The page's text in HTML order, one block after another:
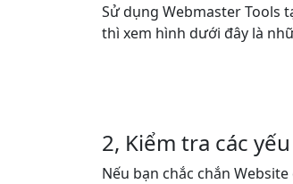
Sử dụng Webmaster Tools
thì xem hình dưới đây là
2, Kiểm tra các
Nếu bạn chắc chắn